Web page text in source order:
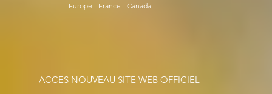
Europe - France - Canada
ACCES NOUVEAU SITE WEB OFFICIEL